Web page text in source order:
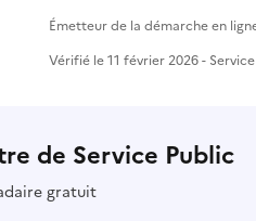
Émetteur de la démarche en
Vérifié le 11 février 2026 -
de Service Public
gratuit